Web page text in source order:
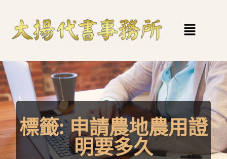
標籤:申請農地農用證
明要多久